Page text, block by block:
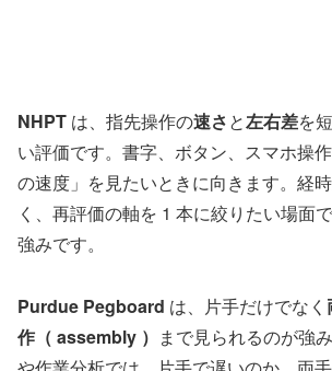
NHPT は、指先操作の速さと左右差を
い評価です。書字、ボタン、スマホ操
の速度」を見たいときに向きます。経
く、再評価の軸を 1 本に絞りたい場面
強みです。
Purdue Pegboard は、片手だけでなく
作（ assembly ） まで見られるのが強